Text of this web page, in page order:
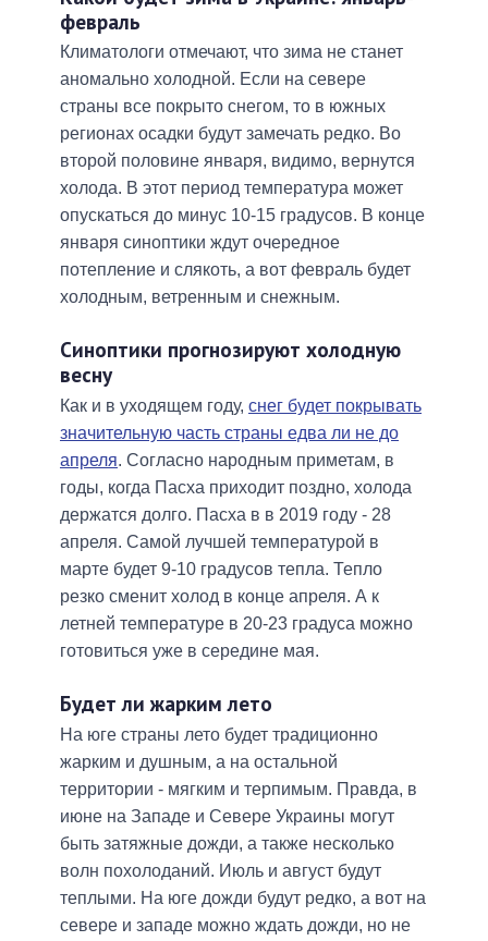
февраль
Климатологи отмечают, что зима не станет
аномально холодной. Если на севере
страны все покрыто снегом, то в южных
регионах осадки будут замечать редко. Во
второй половине января, видимо, вернутся
холода. В этот период температура может
опускаться до минус 10-15 градусов. В конце
января синоптики ждут очередное
потепление и слякоть, а вот февраль будет
холодным, ветренным и снежным.
Синоптики прогнозируют холодную
весну
Как и в уходящем году, снег будет покрывать
значительную часть страны едва ли не до
апреля. Согласно народным приметам, в
годы, когда Пасха приходит поздно, холода
держатся долго. Пасха в в 2019 году - 28
апреля. Самой лучшей температурой в
марте будет 9-10 градусов тепла. Тепло
резко сменит холод в конце апреля. А к
летней температуре в 20-23 градуса можно
готовиться уже в середине мая.
Будет ли жарким лето
На юге страны лето будет традиционно
жарким и душным, а на остальной
территории - мягким и терпимым. Правда, в
июне на Западе и Севере Украины могут
быть затяжные дожди, а также несколько
волн похолоданий. Июль и август будут
теплыми. На юге дожди будут редко, а вот на
севере и западе можно ждать дожди, но не